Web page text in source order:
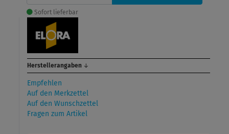
Sofort lieferbar
Herstellerangaben ↓
Empfehlen
Auf den Merkzettel
Auf den Wunschzettel
Fragen zum Artikel